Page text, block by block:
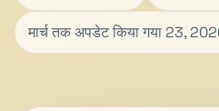
मार्च तक अपडेट किया गया 23,